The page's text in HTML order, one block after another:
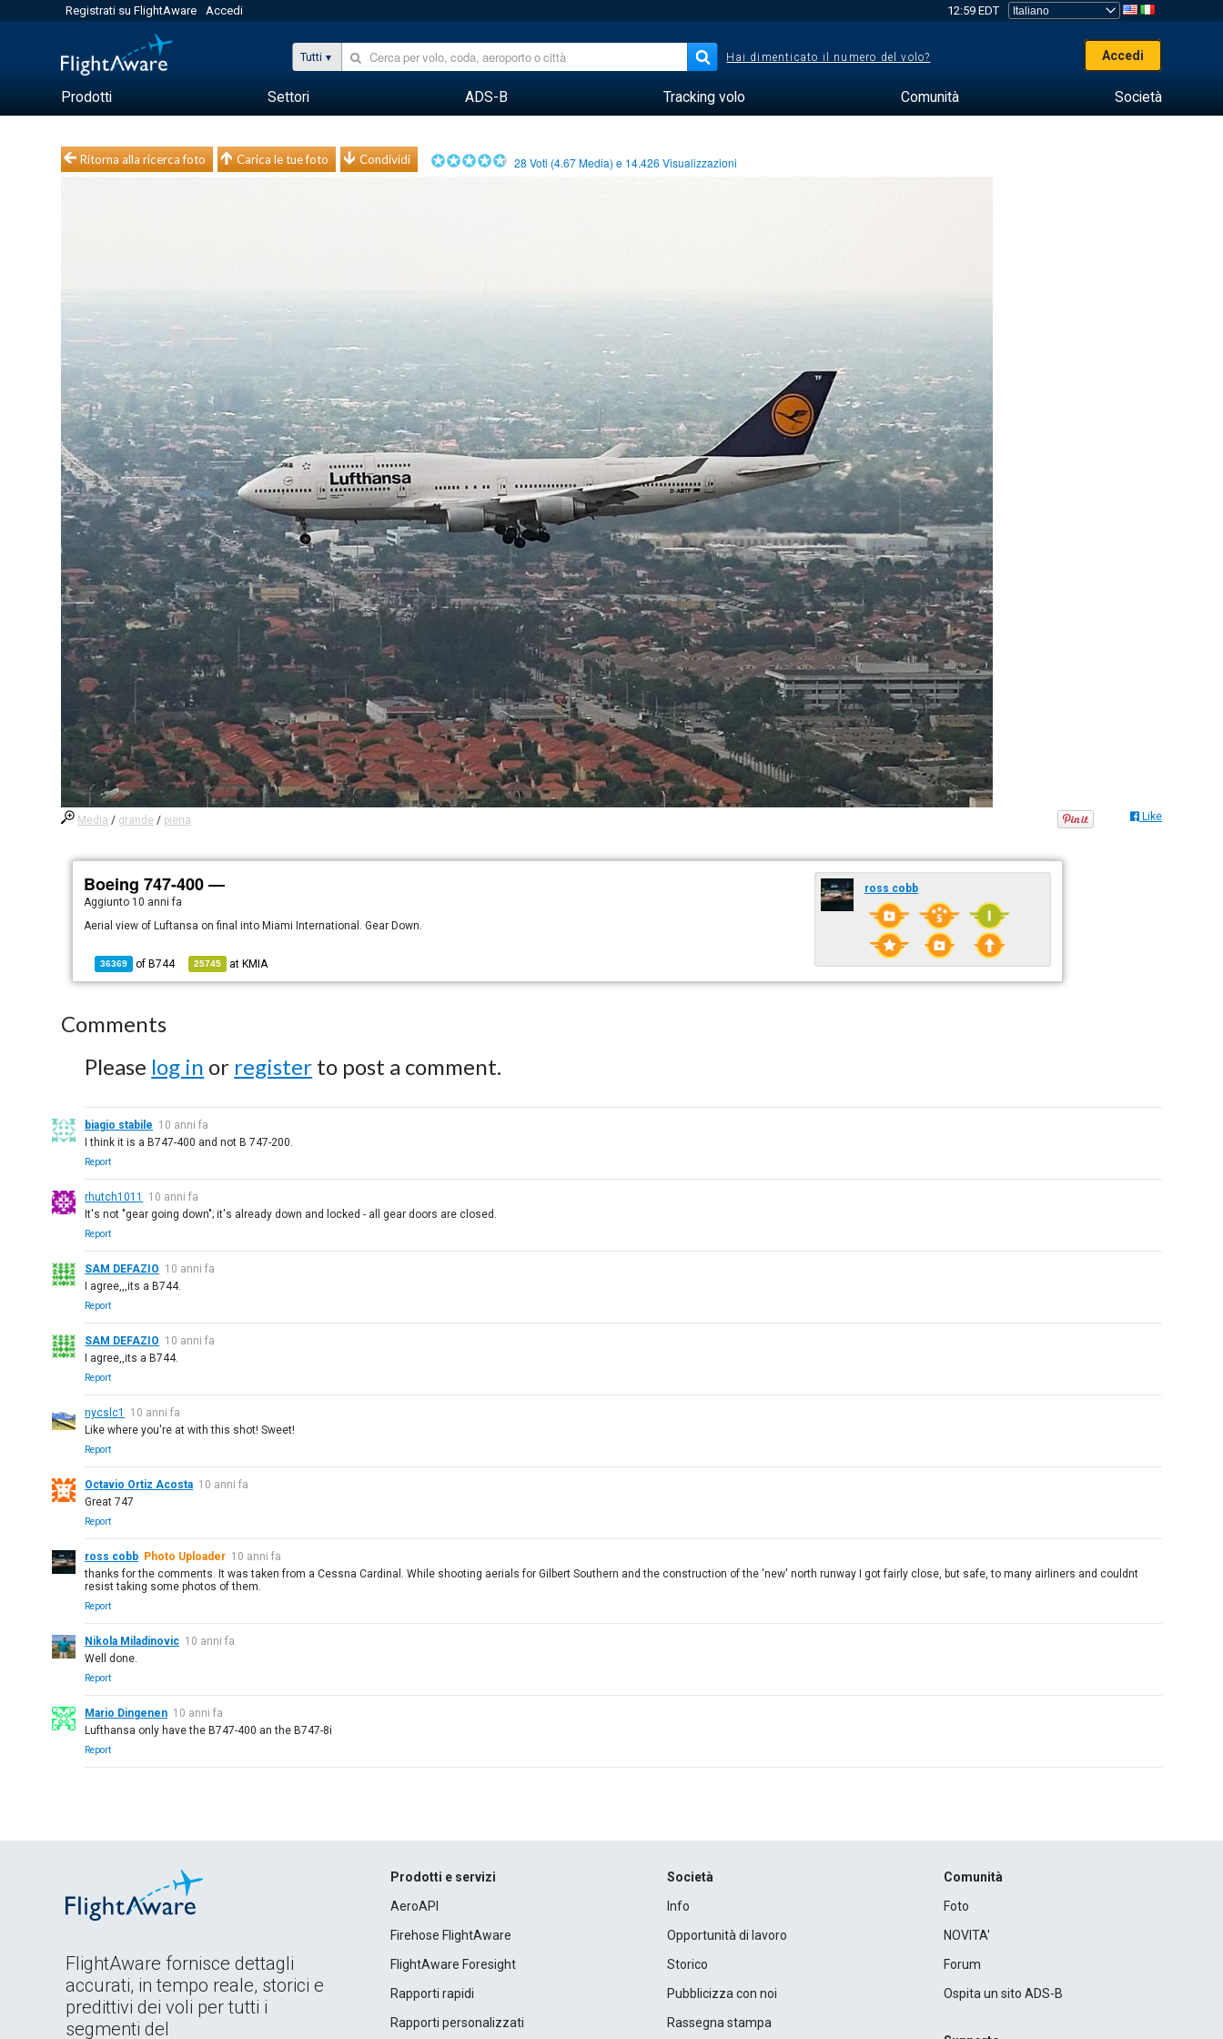
Registrati su FlightAware Accedi 12:59 EDT
Tutti Hai dimenticato il numero del volo? Accedi
Prodotti Settori ADS-B Tracking volo Comunità Società
Ritorna alla ricerca foto Carica le tue foto Condividi 28 Voti (4.67Media) e 14.426 Visualizzazioni
Media / grande / piena Like
Boeing 747-400 —
Aggiunto 10 anni fa
Aerial view of Luftansa on final into Miami International. Gear Down.
36369 of B744 25745 at KMIA
ross cobb
Comments
Please log in or register to post a comment.
biagio stabile 10 anni fa
I think it is a B747-400 and not B 747-200.
Report
rhutch1011
10 anni fa
It's not "gear going down"; it's already down and locked - all gear doors are closed.
Report
SAM DEFAZIO 10 anni fa
I agree,,,its a B744.
Report
SAM DEFAZIO 10 anni fa
I agree,,its a B744.
Report
nycslc1
10 anni fa
Like where you're at with this shot! Sweet!
Report
Octavio Ortiz Acosta 10 anni fa
Great 747
Report
ross cobb Photo Uploader 10 anni fa
thanks for the comments. It was taken from a Cessna Cardinal. While shooting aerials for Gilbert Southern and the construction of the 'new' north runway I got fairly close, but safe, to many airliners and couldnt
resist taking some photos of them.
Report
Nikola Miladinovic 10 anni fa
Well done.
Report
Mario Dingenen 10 anni fa
Lufthansa only have the B747-400 an the B747-8i
Report
FlightAware fornisce dettagli
accurati, in tempo reale, storici e
predittivi dei voli per tutti i
segmenti del
Prodotti e servizi
AeroAPI
Firehose FlightAware
FlightAware Foresight
Rapporti rapidi
Rapporti personalizzati
Società
Info
Opportunità di lavoro
Storico
Pubblicizza con noi
Rassegna stampa
Comunità
Foto
NOVITA'
Forum
Ospita un sito ADS-B